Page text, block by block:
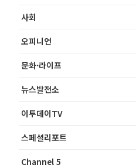
사회
오피니언
문화·라이프
뉴스발전소
이투데이TV
스페셜리포트
Channel 5